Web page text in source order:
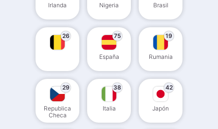
Irlanda Nigeria Brasil
26 75
España
19
Rumania
29
Republica
Checa
38
Italia
42
Japón